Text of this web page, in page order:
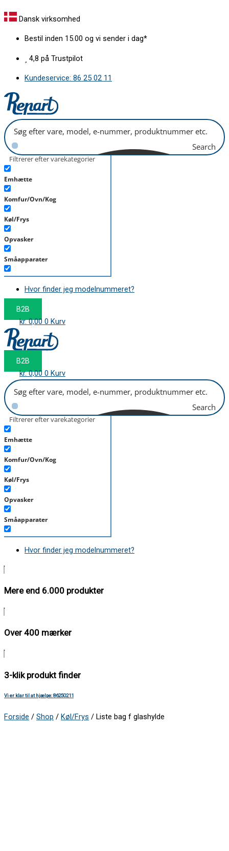
til
Dansk virksomhed
Bestil inden 15.00 og vi sender i dag*
4,8 på Trustpilot
Kundeservice: 86 25 02 11
Search
Filtrerer efter varekategorier
Emhætte
Komfur/Ovn/Kog
Køl/Frys
Opvasker
Småapparater
Støvsuger
Tørretumbler
Tilbehør/Plejemidler
Vaskemaskine
Hvor finder jeg modelnummeret?
B2B
kr.0,00 0 Kurv
B2B
kr.0,00 0 Kurv
Search
Filtrerer efter varekategorier
Emhætte
Komfur/Ovn/Kog
Køl/Frys
Opvasker
Småapparater
Støvsuger
Hvor finder jeg modelnummeret?
Mere end 6.000 produkter
Over 400 mærker
3-klik produkt finder
Vi er klar til at hjælpe: 86250211
Forside / Shop / Køl/Frys / Liste bag f glashylde
bag
glashylde